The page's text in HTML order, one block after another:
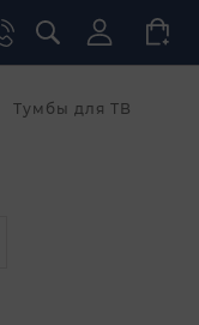
Тумбы для ТВ